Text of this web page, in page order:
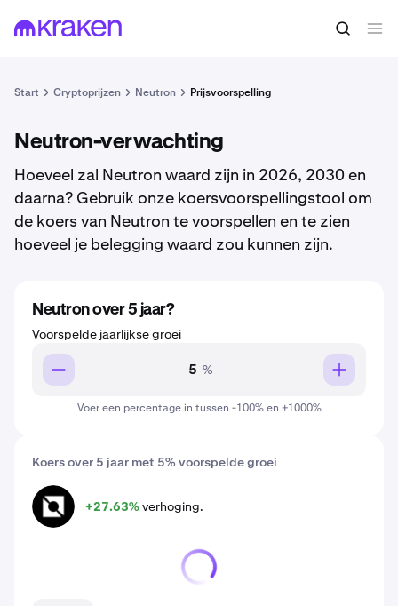
Start Cryptoprijzen Neutron Prijsvoorspelling
Neutron-verwachting
Hoeveel zal Neutron waard zijn in 2026, 2030 en
daarna? Gebruik onze koersvoorspellingstool om
de koers van Neutron te voorspellen en te zien
hoeveel je belegging waard zou kunnen zijn.
Koers over 5 jaar met 5% voorspelde groei
NTRN +27.63%verhoging.
Neutron over 5 jaar?
Voorspelde jaarlijkse groei
%
Voer een percentage in tussen -100% en +1000%